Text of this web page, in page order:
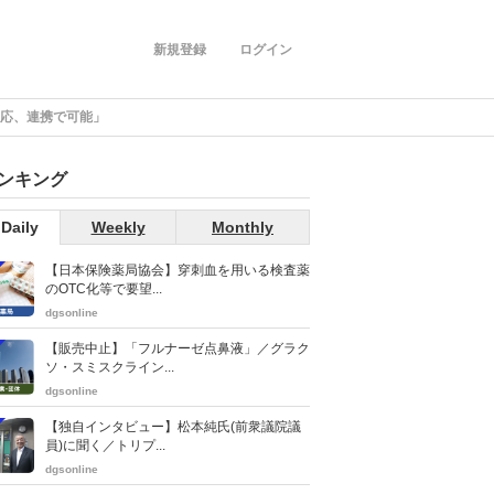
ログイン
新規登録
、連携で可能」
キング
Daily Weekly Monthly
【日本保険薬局協会】穿刺血を用いる検査薬
のOTC化等で要望...
dgsonline
【販売中止】「フルナーゼ点鼻液」／グラク
ソ・スミスクライン...
dgsonline
【独自インタビュー】松本純氏(前衆議院議
員)に聞く／トリプ...
dgsonline